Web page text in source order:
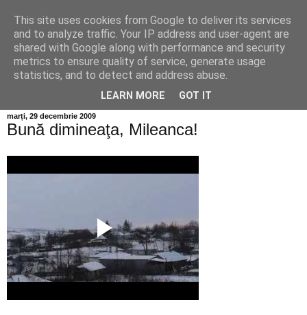
Info MILEANCA
BINE AȚI VENIT! *Jurnal online de informație și opinie;
Vineri 07 August, 2026
marți, 29 decembrie 2009
Bună dimineaţa, Mileanca!
This site uses cookies from Google to deliver its services
and to analyze traffic. Your IP address and user-agent are
shared with Google along with performance and security
metrics to ensure quality of service, generate usage
statistics, and to detect and address abuse.
LEARN MORE GOT IT